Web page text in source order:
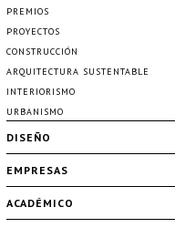
PREMIOS
PROYECTOS
CONSTRUCCIÓN
ARQUITECTURA SUSTENTABLE
INTERIORISMO
URBANISMO
DISEÑO
EMPRESAS
ACADÉMICO